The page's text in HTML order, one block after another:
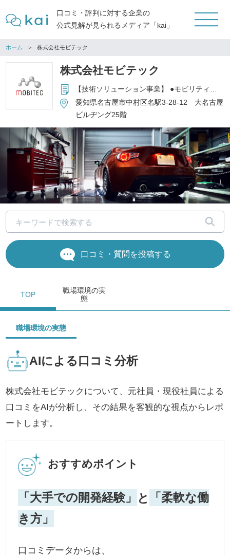
口コミ・評判に対する企業の
公式見解が見られるメディア「kai」
ホーム 株式会社モビテック
株式会社モビテック
【技術ソリューション事業】 ●モビリティ分野を主とした機械・電気・NV領域における設計・評価・解析サービス ●製品開発における技術コンサルティングおよび受託設計サービス ●データサイエンスを活用したソリューション開発 ≪主な開発対象製品≫ ・パワートレイン（A/T・CVT・BEV・FCV・HV） ・ワイヤーハーネス ・ボデー ・ブレーキ ・充給電関連部品 ・他 自動車主要部品 【3Dデジタルエンジニアリング事業】 ●3Dデータ活用による製品開発の業務効率改善サービス ≪主なサービス分野≫ ・3DCAD活用サービス （システム導入支援／ツール・アプリ開発／教育／高精度3Dモデリング） ・3Dスキャン活用サービス （3Dスキャン測定／リバースエンジニアリング／スキャン機導入支援／自動計測） ・3Dデータ管理 構築サービス （PLM環境構築／PDM環境構築）
愛知県名古屋市中村区名駅3-28-12 大名古屋
ビルヂング25階
口コミ・質問を投稿する
TOP
職場環境の実
態
職場環境の実態
AIによる口コミ分析
株式会社モビテックについて、元社員・現役社員による
口コミをAIが分析し、その結果を客観的な視点からレポ
ートします。
おすすめポイント
「大手での開発経験」 と
「柔軟な働
き方」
口コミデータからは、